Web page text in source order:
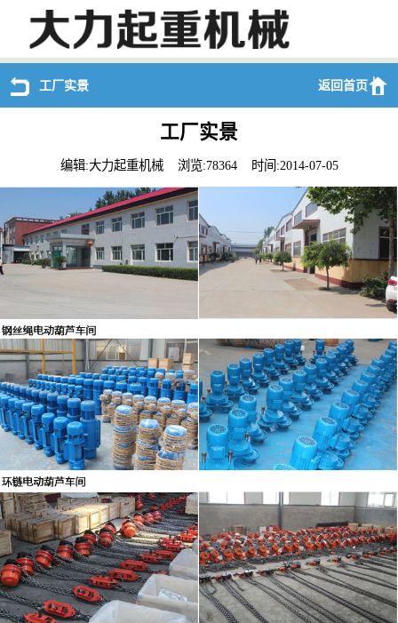
工厂实景 返回首页
工厂实景
编辑:大力起重机械 浏览:78364 时间:2014-07-05